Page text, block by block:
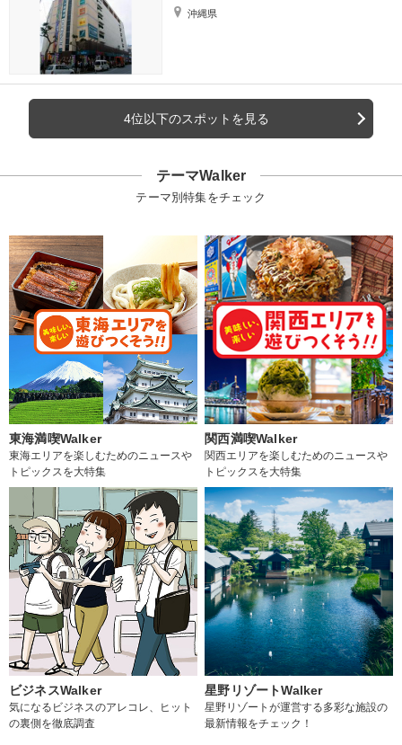
沖縄県
4位以下のスポットを見る
テーマWalker
テーマ別特集をチェック
東海満喫Walker
東海エリアを楽しむためのニュースや
トピックスを大特集
関西満喫Walker
関西エリアを楽しむためのニュースや
トピックスを大特集
ビジネスWalker
気になるビジネスのアレコレ、ヒット
の裏側を徹底調査
星野リゾートWalker
星野リゾートが運営する多彩な施設の
最新情報をチェック！